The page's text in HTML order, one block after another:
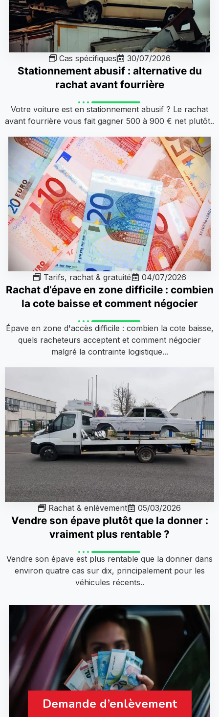
Cas spécifiques 30/07/2026
Stationnement abusif : alternative du
rachat avant fourrière
Votre voiture est en stationnement abusif ? Le rachat
avant fourrière vous fait gagner 500 à 900 € net plutôt..
Tarifs, rachat & gratuité 04/07/2026
Rachat d’épave en zone difficile : combien
la cote baisse et comment négocier
Épave en zone d'accès difficile : combien la cote baisse,
quels racheteurs acceptent et comment négocier
malgré la contrainte logistique...
Rachat & enlèvement 05/03/2026
Vendre son épave plutôt que la donner :
vraiment plus rentable ?
Vendre son épave est plus rentable que la donner dans
environ quatre cas sur dix, principalement pour les
véhicules récents..
Demande d’enlèvement